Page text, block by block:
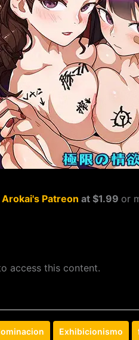
Arokai's Patreon at $1.99 or
access this content.
Exhibicionismo